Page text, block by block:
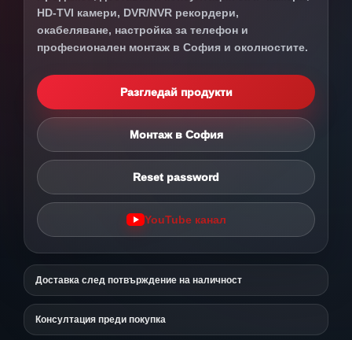
HD-TVI камери, DVR/NVR рекордери,
окабеляване, настройка за телефон и
професионален монтаж в София и околностите.
Разгледай продукти
Монтаж в София
Reset password
YouTube канал
Доставка след потвърждение на наличност
Консултация преди покупка